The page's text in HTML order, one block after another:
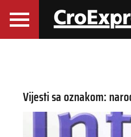
Vijesti sa oznakom: